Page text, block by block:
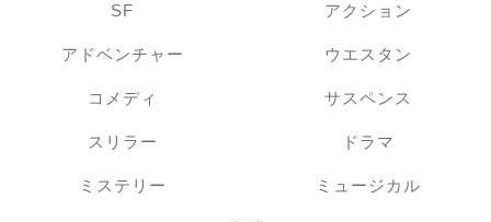
SF アクション
アドベンチャー ウエスタン
コメディ サスペンス
スリラー ドラマ
ミステリー ミュージカル